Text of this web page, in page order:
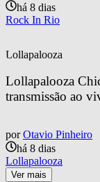
há 8 dias
Rock In Rio
Lollapalooza
Lollapalooza
transmissão ao
por Otavio Pinheiro
há 8 dias
Lollapalooza
Ver mais